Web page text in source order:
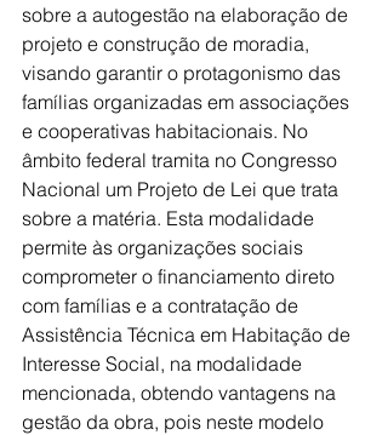
sobre a autogestão na elaboração de
projeto e construção de moradia,
visando garantir o protagonismo das
famílias organizadas em associações
e cooperativas habitacionais. No
âmbito federal tramita no Congresso
Nacional um Projeto de Lei que trata
sobre a matéria. Esta modalidade
permite às organizações sociais
comprometer o financiamento direto
com famílias e a contratação de
Assistência Técnica em Habitação de
Interesse Social, na modalidade
mencionada, obtendo vantagens na
gestão da obra, pois neste modelo